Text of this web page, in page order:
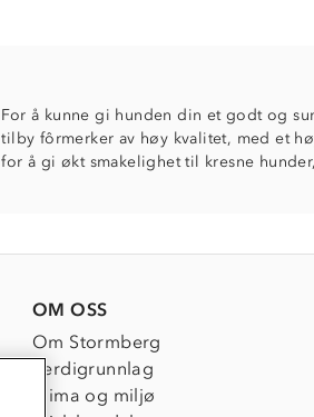
For å kunne gi hunden din et godt og
tilby fôrmerker av høy kvalitet, med et
for å gi økt smakelighet til kresne
OM OSS
Om Stormberg
Verdigrunnlag
Klima og miljø